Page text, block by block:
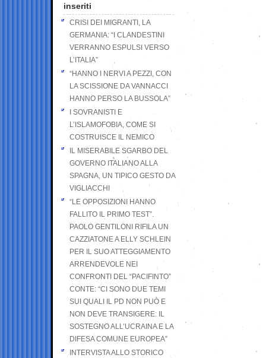
inseriti
CRISI DEI MIGRANTI, LA
GERMANIA: “I CLANDESTINI
VERRANNO ESPULSI VERSO
L’ITALIA”
“HANNO I NERVI A PEZZI, CON
LA SCISSIONE DA VANNACCI
HANNO PERSO LA BUSSOLA”
I SOVRANISTI E
L’ISLAMOFOBIA, COME SI
COSTRUISCE IL NEMICO
IL MISERABILE SGARBO DEL
GOVERNO ITALIANO ALLA
SPAGNA, UN TIPICO GESTO DA
VIGLIACCHI
“LE OPPOSIZIONI HANNO
FALLITO IL PRIMO TEST”.
PAOLO GENTILONI RIFILA UN
CAZZIATONE A ELLY SCHLEIN
PER IL SUO ATTEGGIAMENTO
ARRENDEVOLE NEI
CONFRONTI DEL “PACIFINTO”
CONTE: “CI SONO DUE TEMI
SUI QUALI IL PD NON PUÒ E
NON DEVE TRANSIGERE: IL
SOSTEGNO ALL’UCRAINA E LA
DIFESA COMUNE EUROPEA”
INTERVISTA ALLO STORICO